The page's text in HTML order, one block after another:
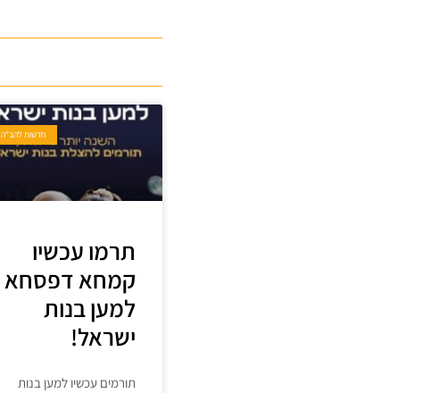
חדשות להב"ה
תרמו עכשיו
קמחא דפסחא
למען בנות
ישראל!
תורמים עכשיו למען בנות